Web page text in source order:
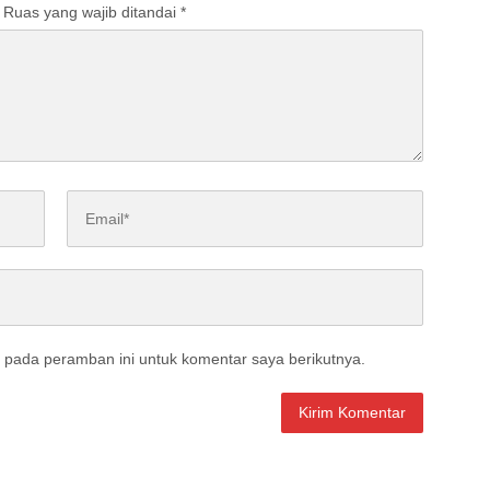
Ruas yang wajib ditandai *
peramban ini untuk komentar saya berikutnya.